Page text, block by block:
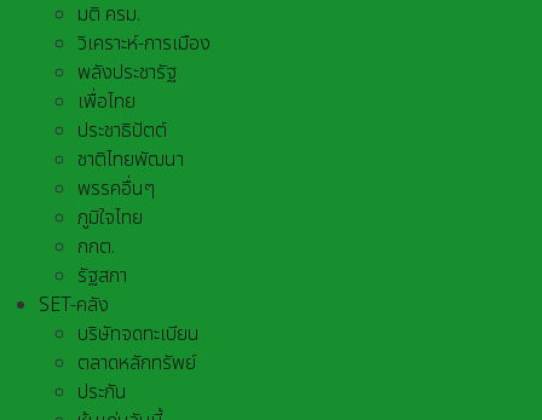
มติ ครม.
วิเคราะห์-การเมือง
พลังประชารัฐ
เพื่อไทย
ประชาธิปัตต์
ชาติไทยพัฒนา
พรรคอื่นๆ
ภูมิใจไทย
กกต.
รัฐสภา
SET-คลัง
บริษัทจดทะเบียน
ตลาดหลักทรัพย์
ประกัน